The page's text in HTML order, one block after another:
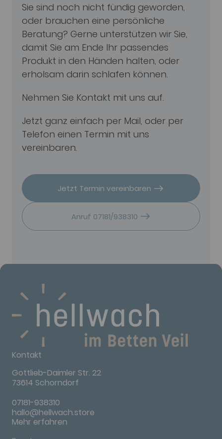
Sie sind noch nicht fündig geworden,
oder brauchen eine persönliche
Beratung? Gerne unterstützen wir Sie,
damit Sie am Ende Ihr passendes
Produkt in den Händen halten, oder
erholsam darin schlafen können.
Nehmen Sie Kontakt mit uns auf.
Jetzt ganz einfach per Mail, oder per
Telefon einen Termin mit uns
vereinbaren.
Jetzt Termin vereinbaren
Anruf 07181/938310
Kontakt
Gottlieb-Daimler Str. 22
73614 Schorndorf
07181-938310
hallo@hellwach.store
Mehr erfahren